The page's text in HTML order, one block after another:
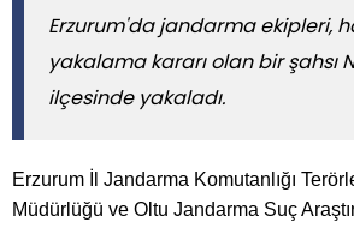
​​​​​​​Erzurum'da jandarma ekipleri,
yakalama kararı olan bir şahsı
ilçesinde yakaladı.
Erzurum İl Jandarma Komutanlığı
Müdürlüğü ve Oltu Jandarma Suç